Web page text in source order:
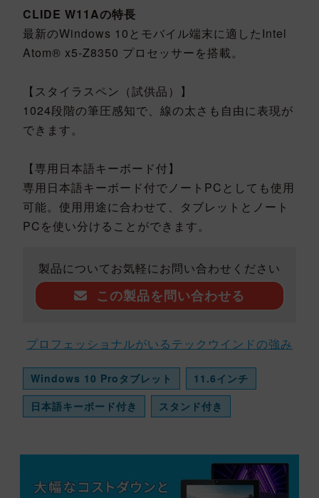
CLIDE W11Aの特長
最新のWindows 10とモバイル端末に適したIntel
Atom® x5-Z8350 プロセッサーを搭載。
【スタイラスペン（試供品）】
1024段階の筆圧感知で、線の太さも自由に表現が
できます。
【専用日本語キーボード付】
専用日本語キーボード付でノートPCとしても使用
可能。使用用途に合わせて、タブレットとノート
PCを使い分けることができます。
製品についてお気軽にお問い合わせください
この製品を問い合わせる
プロフェッショナルがいるテックウインドの強み
Windows 10 Proタブレット
11.6インチ
日本語キーボード付き
スタンド付き